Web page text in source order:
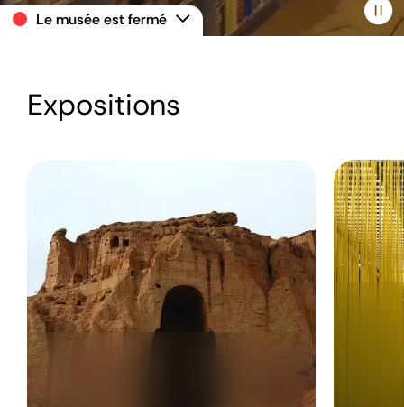
Le musée est fermé
Expositions